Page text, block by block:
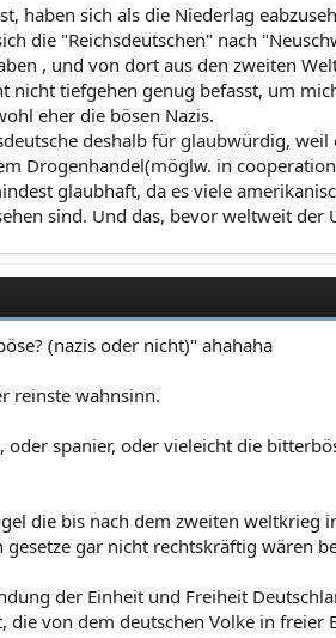
haben sich als die Niederlag
die "Reichsdeutschen" nach
, und von dort aus den zweiten
nicht tiefgehen genug befasst, um
eher die bösen Nazis.
deshalb für glaubwürdig,
Drogenhandel(möglw. in
glaubhaft, da es viele
sind. Und das, bevor weltweit der
(nazis oder nicht)" ahahaha
reinste wahnsinn.
oder spanier, oder vieleicht die
die bis nach dem zweiten weltkrieg
gesetze gar nicht rechtskräftig wären
der Einheit und Freiheit
von dem deutschen Volke in freier